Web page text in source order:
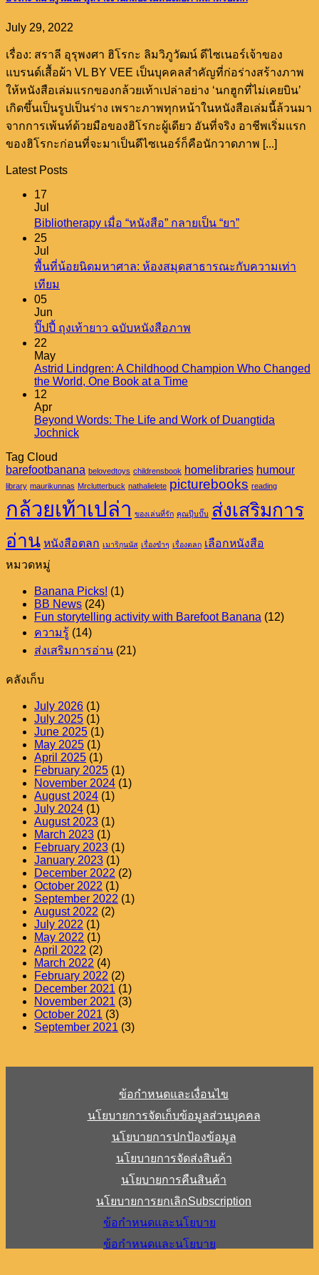
July 29, 2022
เรื่อง: สราลี อุรุพงศา ฮิโรกะ ลิมวิภูวัฒน์ ดีไซเนอร์เจ้าของ
แบรนด์เสื้อผ้า VL BY VEE เป็นบุคคลสำคัญที่ก่อร่างสร้างภาพ
ให้หนังสือเล่มแรกของกล้วยเท้าเปล่าอย่าง ‘นกฮูกที่ไม่เคยบิน’
เกิดขึ้นเป็นรูปเป็นร่าง เพราะภาพทุกหน้าในหนังสือเล่มนี้ล้วนมา
จากการเพ้นท์ด้วยมือของฮิโรกะผู้เดียว อันที่จริง อาชีพเริ่มแรก
ของฮิโรกะก่อนที่จะมาเป็นดีไซเนอร์ก็คือนักวาดภาพ [...]
Latest Posts
17
Jul
Bibliotherapy เมื่อ “หนังสือ” กลายเป็น “ยา”No
Comments
เมื่อ
25
Jul
พื้นที่น้อยนิดมหาศาล: ห้องสมุดสาธารณะกับความเท่า
เทียม
Comments
พื้นที่
น้อย
มหาศาล:
สาธารณะ
เท่า
เทียม
05
Jun
ปิ๊ปปี้ ถุงเท้ายาว ฉบับหนังสือภาพ
Comments
ปิ๊ป
ยาว
ภาพ
22
May
Astrid Lindgren: A Childhood Champion Who Changed
the World, One Book at a TimeNo
Astrid
Champion
Who
the
World,
Book
12
Apr
Beyond Words: The Life and Work of Duangtida
JochnickNo
Beyond
Words:
Life
and
of
Tag Cloud
barefootbanana belovedtoys childrensbook homelibraries humour
library maurikunnas Mrclutterbuck nathalielete picturebooks reading
กล้วยเท้าเปล่า ของเล่นที่รัก คุณปุ๊บปั๊บ ส่งเสริมการ
อ่าน หนังสือตลก เมาริกุนนัส เรื่องขำๆ เรื่องตลก เลือกหนังสือ
หมวดหมู่
Banana Picks! (1)
BB News (24)
Fun storytelling activity with Barefoot Banana (12)
ความรู้ (14)
ส่งเสริมการอ่าน (21)
คลังเก็บ
July 2026 (1)
July 2025 (1)
June 2025 (1)
May 2025 (1)
April 2025 (1)
February 2025 (1)
November 2024 (1)
August 2024 (1)
July 2024 (1)
August 2023 (1)
March 2023 (1)
February 2023 (1)
January 2023 (1)
December 2022 (2)
October 2022 (1)
September 2022 (1)
August 2022 (2)
July 2022 (1)
May 2022 (1)
April 2022 (2)
March 2022 (4)
February 2022 (2)
December 2021 (1)
November 2021 (3)
October 2021 (3)
September 2021 (3)
ข้อกำหนดและเงื่อนไข
นโยบายการจัดเก็บข้อมูลส่วนบุคคล
นโยบายการปกป้องข้อมูล
นโยบายการจัดส่งสินค้า
นโยบายการคืนสินค้า
นโยบายการยกเลิกSubscription
ข้อกำหนดและนโยบาย
ข้อกำหนดและนโยบาย